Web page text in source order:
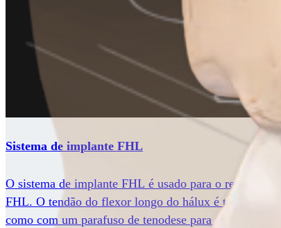
Sistema de implante FHL
O sistema de implante FHL é usado para o reforço
FHL. O tendão do flexor longo do hálux é traçado
como com um parafuso de tenodese para fixação da